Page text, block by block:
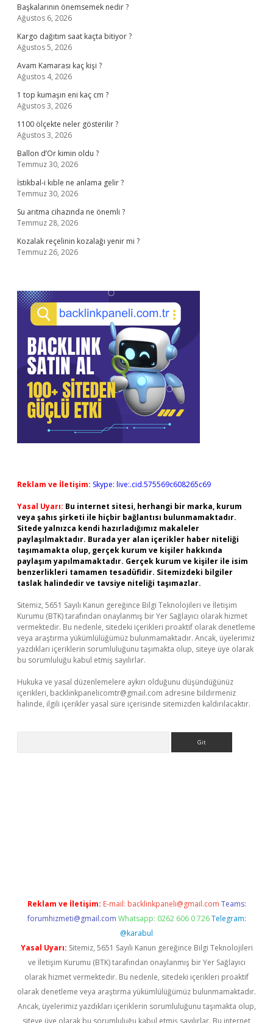
Başkalarının önemsemek nedir ?
Ağustos 6, 2026
Kargo dağıtım saat kaçta bitiyor ?
Ağustos 5, 2026
Avam Kamarası kaç kişi ?
Ağustos 4, 2026
1 top kumaşın eni kaç cm ?
Ağustos 3, 2026
1100 ölçekte neler gösterilir ?
Ağustos 3, 2026
Ballon d’Or kimin oldu ?
Temmuz 30, 2026
İstikbal-i kıble ne anlama gelir ?
Temmuz 30, 2026
Su arıtma cihazında ne önemli ?
Temmuz 28, 2026
Kozalak reçelinin kozalağı yenir mi ?
Temmuz 26, 2026
Reklam ve İletişim: Skype: live:.cid.575569c608265c69
Yasal Uyarı: Bu internet sitesi, herhangi bir marka, kurum
veya şahıs şirketi ile hiçbir bağlantısı bulunmamaktadır.
Sitede yalnızca kendi hazırladığımız makaleler
paylaşılmaktadır. Burada yer alan içerikler haber niteliği
taşımamakta olup, gerçek kurum ve kişiler hakkında
paylaşım yapılmamaktadır. Gerçek kurum ve kişiler ile isim
benzerlikleri tamamen tesadüfidir. Sitemizdeki bilgiler
taslak halindedir ve tavsiye niteliği taşımazlar.
Sitemiz, 5651 Sayılı Kanun gereğince Bilgi Teknolojileri ve İletişim
Kurumu (BTK) tarafından onaylanmış bir Yer Sağlayıcı olarak hizmet
vermektedir. Bu nedenle, sitedeki içerikleri proaktif olarak denetleme
veya araştırma yükümlülüğümüz bulunmamaktadır. Ancak, üyelerimiz
yazdıkları içeriklerin sorumluluğunu taşımakta olup, siteye üye olarak
bu sorumluluğu kabul etmiş sayılırlar.
Hukuka ve yasal düzenlemelere aykırı olduğunu düşündüğünüz
içerikleri, backlinkpanelicomtr@gmail.com adresine bildirmeniz
halinde, ilgili içerikler yasal süre içerisinde sitemizden kaldırılacaktır.
Reklam ve İletişim: E-mail: backlinkpaneli@gmail.com Teams:
forumhizmeti@gmail.com Whatsapp: 0262 606 0 726 Telegram:
@karabul
Yasal Uyarı: Sitemiz, 5651 Sayılı Kanun gereğince Bilgi Teknolojileri
ve İletişim Kurumu (BTK) tarafından onaylanmış bir Yer Sağlayıcı
olarak hizmet vermektedir. Bu nedenle, sitedeki içerikleri proaktif
olarak denetleme veya araştırma yükümlülüğümüz bulunmamaktadır.
Ancak, üyelerimiz yazdıkları içeriklerin sorumluluğunu taşımakta olup,
siteye üye olarak bu sorumluluğu kabul etmiş sayılırlar. Bu internet